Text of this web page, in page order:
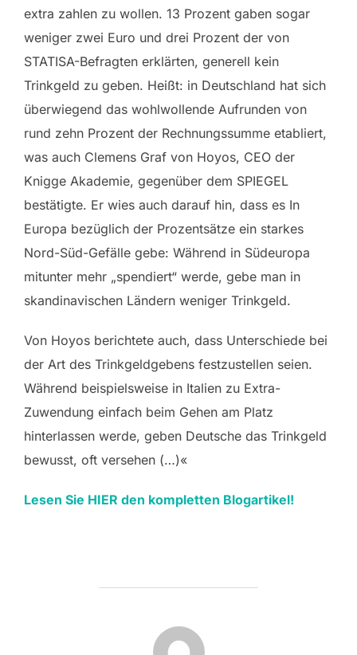
extra zahlen zu wollen. 13 Prozent gaben sogar
weniger zwei Euro und drei Prozent der von
STATISA-Befragten erklärten, generell kein
Trinkgeld zu geben. Heißt: in Deutschland hat sich
überwiegend das wohlwollende Aufrunden von
rund zehn Prozent der Rechnungssumme etabliert,
was auch Clemens Graf von Hoyos, CEO der
Knigge Akademie, gegenüber dem SPIEGEL
bestätigte. Er wies auch darauf hin, dass es In
Europa bezüglich der Prozentsätze ein starkes
Nord-Süd-Gefälle gebe: Während in Südeuropa
mitunter mehr „spendiert“ werde, gebe man in
skandinavischen Ländern weniger Trinkgeld.
Von Hoyos berichtete auch, dass Unterschiede bei
der Art des Trinkgeldgebens festzustellen seien.
Während beispielsweise in Italien zu Extra-
Zuwendung einfach beim Gehen am Platz
hinterlassen werde, geben Deutsche das Trinkgeld
bewusst, oft versehen (…)«
Lesen Sie HIER den kompletten Blogartikel!
BEITRAGSAUTOR